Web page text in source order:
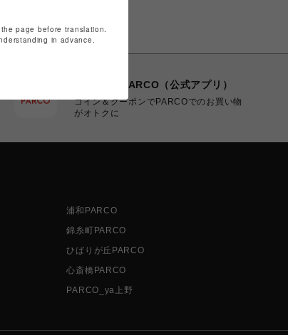
POCKET PARCO（公式アプリ）
コイン＆クーポンでPARCOでのお買い物
がオトクに
浦和PARCO
錦糸町PARCO
ひばりが丘PARCO
心斎橋PARCO
PARCO_ya上野
page before translation.
in advance.